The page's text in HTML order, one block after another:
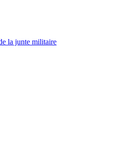
la junte militaire